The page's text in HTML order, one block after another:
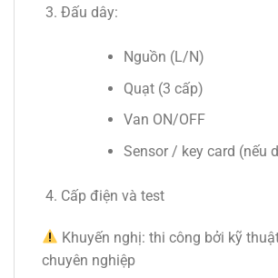
Đấu dây:
Nguồn (L/N)
Quạt (3 cấp)
Van ON/OFF
Sensor / key card (nếu
Cấp điện và test
Khuyến nghị: thi công bởi kỹ
chuyên nghiệp